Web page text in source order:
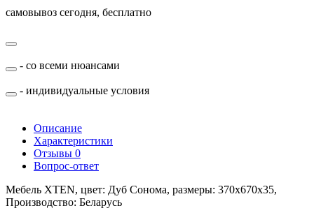
самовывоз сегодня, бесплатно
- со всеми нюансами
- индивидуальные условия
Описание
Характеристики
Отзывы 0
Вопрос-ответ
Мебель XTEN, цвет: Дуб Сонома, размеры: 370х670х35,
Производство: Беларусь